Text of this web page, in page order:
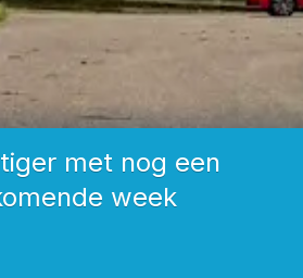
met nog een
week